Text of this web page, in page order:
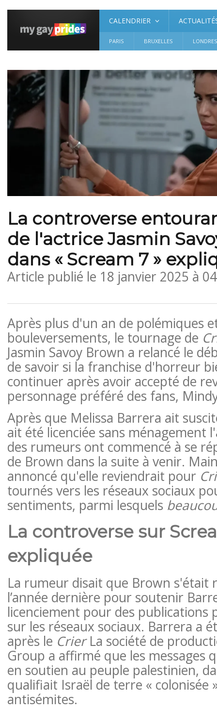
CALENDRIER
PARIS BRUXELLES LONDRES
La controverse
de l'actrice Jasmin
dans « Scream 7 »
Article publié le 18 janvier 2025 à
Après plus d'un an de polémiques
bouleversements, le tournage de
Jasmin Savoy Brown a relancé le
de savoir si la franchise d'horreur
continuer après avoir accepté de
personnage préféré des fans,
Après que Melissa Barrera ait
ait été licenciée sans ménagement
des rumeurs ont commencé à se
de Brown dans la suite à venir.
annoncé qu'elle reviendrait pour
tournés vers les réseaux sociaux
sentiments, parmi lesquels
La controverse sur
expliquée
La rumeur disait que Brown s'était
l’année dernière pour soutenir
licenciement pour des publications
sur les réseaux sociaux. Barrera a
après le CrierLa société de
Group a affirmé que les messages
en soutien au peuple palestinien,
qualifiait Israël de terre « colonisée
antisémites.